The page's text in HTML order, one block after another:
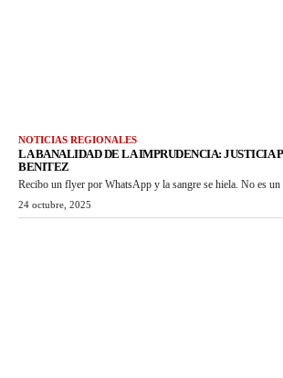
NOTICIAS REGIONALES
LA BANALIDAD DE LA IMPRUDENCIA: JUSTICIA
BENITEZ
Recibo un flyer por WhatsApp y la sangre se hiela. No es un
24 octubre, 2025